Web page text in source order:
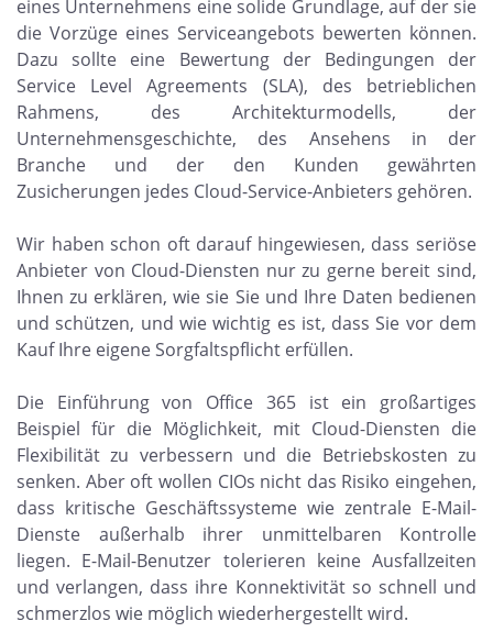
eines Unternehmens eine solide Grundlage, auf der sie
die Vorzüge eines Serviceangebots bewerten können.
Dazu sollte eine Bewertung der Bedingungen der
Service Level Agreements (SLA), des betrieblichen
Rahmens, des Architekturmodells, der
Unternehmensgeschichte, des Ansehens in der
Branche und der den Kunden gewährten
Zusicherungen jedes Cloud-Service-Anbieters gehören.
Wir haben schon oft darauf hingewiesen, dass seriöse
Anbieter von Cloud-Diensten nur zu gerne bereit sind,
Ihnen zu erklären, wie sie Sie und Ihre Daten bedienen
und schützen, und wie wichtig es ist, dass Sie vor dem
Kauf Ihre eigene Sorgfaltspflicht erfüllen.
Die Einführung von Office 365 ist ein großartiges
Beispiel für die Möglichkeit, mit Cloud-Diensten die
Flexibilität zu verbessern und die Betriebskosten zu
senken. Aber oft wollen CIOs nicht das Risiko eingehen,
dass kritische Geschäftssysteme wie zentrale E-Mail-
Dienste außerhalb ihrer unmittelbaren Kontrolle
liegen. E-Mail-Benutzer tolerieren keine Ausfallzeiten
und verlangen, dass ihre Konnektivität so schnell und
schmerzlos wie möglich wiederhergestellt wird.